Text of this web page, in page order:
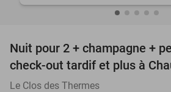
Nuit pour 2 + champagne +
check-out tardif et plus à
Le Clos des Thermes